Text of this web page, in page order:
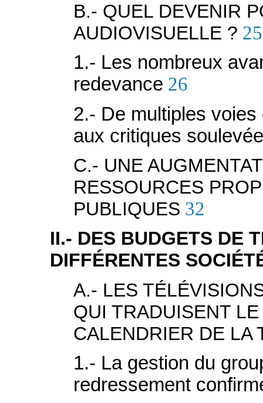
B.- QUEL DEVENIR
AUDIOVISUELLE ? 25
1.- Les nombreux
redevance 26
2.- De multiples
aux critiques
C.- UNE
RESSOURCES
PUBLIQUES 32
II.- DES BUDGETS DE
DIFFÉRENTES
A.- LES
QUI TRADUISENT
CALENDRIER DE LA
1.- La gestion du
redressement